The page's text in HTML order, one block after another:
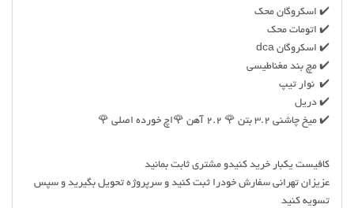
✔️ اسکروگان محک
✔️ اتومات محک
✔️ اسکروگان dca
✔️ مچ بند مغناطیسی
✔️ نوار تیپ
✔️ دریل
✔️ میخ چاشنی ۳.۲ بتن 🌹 ۲.۲ آهن 🌹اچ خورده اصلی 🌹
کافیست یکبار خرید کنیدو مشتری ثابت بمانید
عزیزان تهرانی سفارش خودرا ثبت کنید و سرپروژه تحویل بگیرید و سپس
تسویه کنید